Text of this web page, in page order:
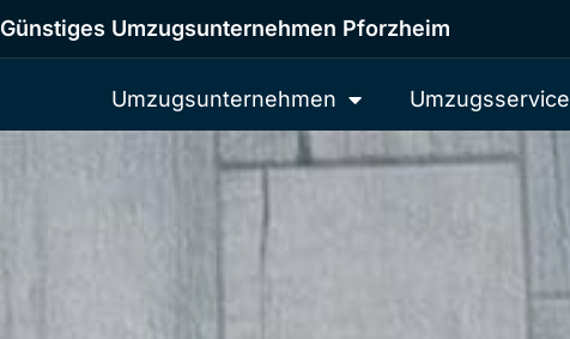
Günstiges Umzugsunternehmen Pforzheim
Umzugsunternehmen Umzugsservice